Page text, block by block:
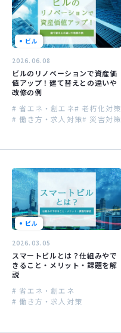
ビル
2026.06.08
ビルのリノベーションで資産価
値アップ！建て替えとの違いや
改修の例
# 省エネ・創エネ# 老朽化対策
# 働き方・求人対策# 災害対策
ビル
2026.03.05
スマートビルとは？仕組みやで
きること・メリット・課題を解
説
# 省エネ・創エネ
# 働き方・求人対策